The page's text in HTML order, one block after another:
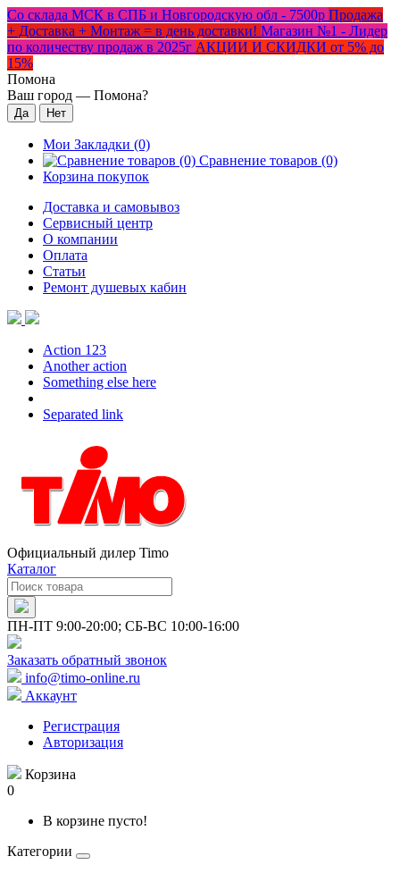
Со склада МСК в СПБ и Новгородскую обл - 7500р Продажа
+ Доставка + Монтаж = в день доставки! Магазин №1 - Лидер
по количеству продаж в 2025г АКЦИИ И СКИДКИ от 5% до
15%
Помона
Ваш город — Помона?
Мои Закладки (0)
Сравнение товаров (0)
Корзина покупок
Доставка и самовывоз
Сервисный центр
О компании
Оплата
Статьи
Ремонт душевых кабин
Action 123
Another action
Something else here
Separated link
Официальный дилер Timo
Каталог
ПН-ПТ 9:00-20:00; СБ-ВС 10:00-16:00
Заказать обратный звонок
info@timo-online.ru
Аккаунт
Регистрация
Авторизация
Корзина
0
В корзине пусто!
Категории